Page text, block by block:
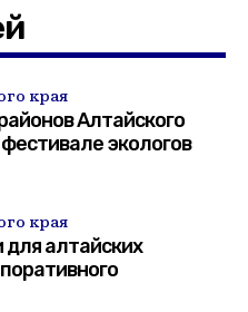
края
Алтайского
экологов
края
алтайских